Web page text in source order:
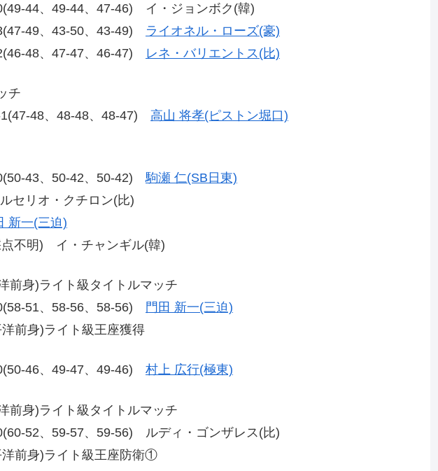
44、49-44、47-46) イ・ジョンボク(韓)
49、43-50、43-49) ライオネル・ローズ(豪)
48、47-47、46-47) レネ・バリエントス(比)
チ
48、48-48、48-47) 高山 将孝(ピストン堀口)
43、50-42、50-42) 駒瀬 仁(SB日東)
リオ・クチロン(比)
新一(三迫)
不明) イ・チャンギル(韓)
前身)ライト級タイトルマッチ
51、58-56、58-56) 門田 新一(三迫)
前身)ライト級王座獲得
46、49-47、49-46) 村上 広行(極東)
前身)ライト級タイトルマッチ
52、59-57、59-56) ルディ・ゴンザレス(比)
前身)ライト級王座防衛①